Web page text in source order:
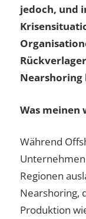
jedoch, und
Nearshoring
Was meinen
Während
Regionen
Nearshoring,
Produktion